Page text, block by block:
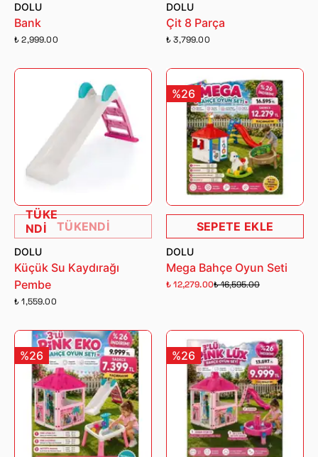
DOLU
Bank
₺ 2,999.00
DOLU
Çit 8 Parça
₺ 3,799.00
TÜKE
NDİ
TÜKENDİ
DOLU
Küçük Su Kaydırağı
Pembe
₺ 1,559.00
%26
SEPETE EKLE
DOLU
Mega Bahçe Oyun Seti
₺ 12,279.00₺ 16,595.00
%26 %26